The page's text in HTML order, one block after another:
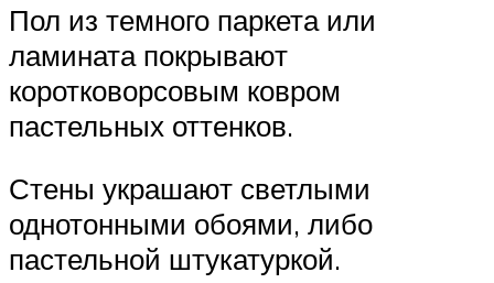
Пол из темного паркета или
ламината покрывают
коротковорсовым ковром
пастельных оттенков.
Стены украшают светлыми
однотонными обоями, либо
пастельной штукатуркой.